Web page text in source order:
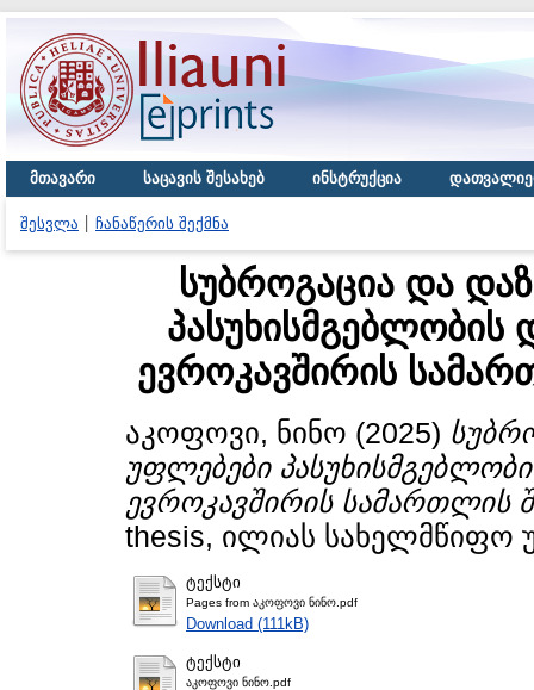
მთავარი საცავის შესახებ ინსტრუქცია
შესვლა ჩანაწერის შექმნა
სუბროგაცია და
ევროკავშირის
აკოფოვი, ნინო (2025)
უფლებები
ევროკავშირის სამართლის
thesis, ილიას სახელმწიფო
ტექსტი
Pages from აკოფოვი ნინო.pdf
Download (111kB)
ტექსტი
აკოფოვი ნინო.pdf